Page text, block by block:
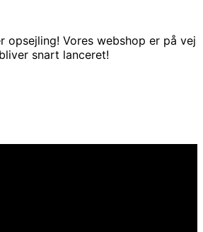
opsejling! Vores webshop er på vej
snart lanceret!